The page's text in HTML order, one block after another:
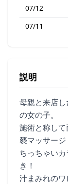
07/12
07/11
説明
母親と来店
の女の子。
施術と称し
褻マッサージ
ちっちゃい
き！
汁まみれの